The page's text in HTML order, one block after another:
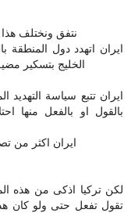
نتفق ونختلف
ايران اتهدد دول المنطقة
الخليج بتسكير
ايران تتبع سياسة التهديد
بالقول او بالفعل منها
ايران اكثر من
لكن تركيا اذكى من هذه
تقول تفعل حتى ولو كان